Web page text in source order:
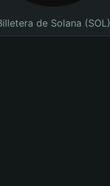
de Solana (SOL)